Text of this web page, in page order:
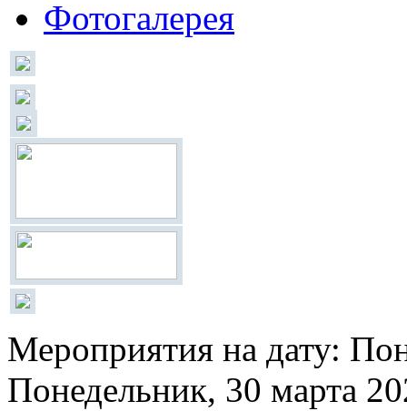
Мероприятия на дату:
Понедельник, 30 марта